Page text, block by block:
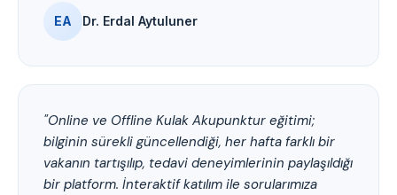
EA Dr. Erdal Aytuluner
"Online ve Offline Kulak Akupunktur eğitimi;
bilginin sürekli güncellendiği, her hafta farklı bir
vakanın tartışılıp, tedavi deneyimlerinin paylaşıldığı
bir platform. İnteraktif katılım ile sorularımıza